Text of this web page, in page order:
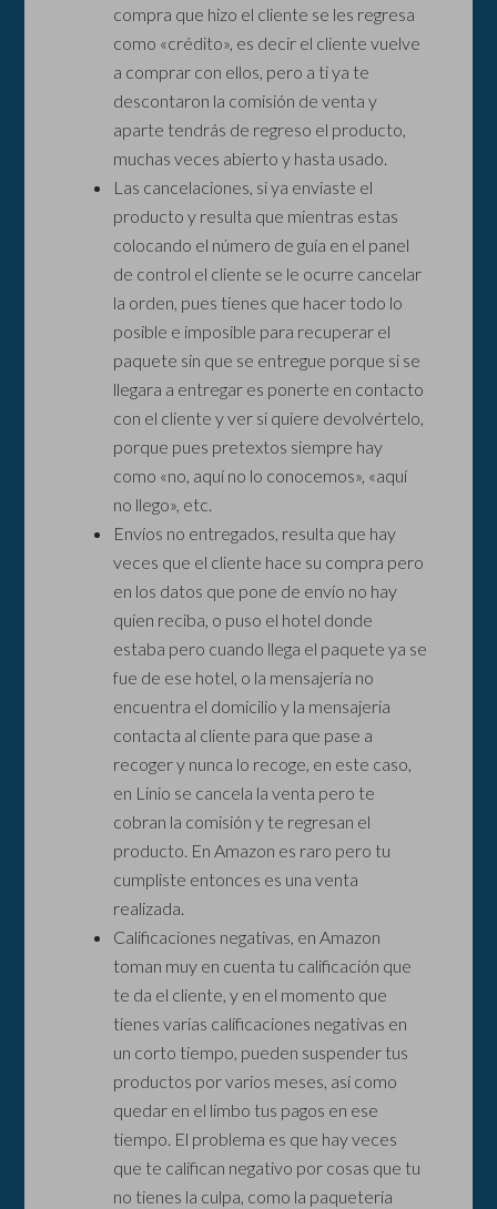
compra que hizo el cliente se les regresa
como «crédito», es decir el cliente vuelve
a comprar con ellos, pero a ti ya te
descontaron la comisión de venta y
aparte tendrás de regreso el producto,
muchas veces abierto y hasta usado.
Las cancelaciones, si ya enviaste el
producto y resulta que mientras estas
colocando el número de guía en el panel
de control el cliente se le ocurre cancelar
la orden, pues tienes que hacer todo lo
posible e imposible para recuperar el
paquete sin que se entregue porque si se
llegara a entregar es ponerte en contacto
con el cliente y ver si quiere devolvértelo,
porque pues pretextos siempre hay
como «no, aquí no lo conocemos», «aquí
no llego», etc.
Envíos no entregados, resulta que hay
veces que el cliente hace su compra pero
en los datos que pone de envío no hay
quien reciba, o puso el hotel donde
estaba pero cuando llega el paquete ya se
fue de ese hotel, o la mensajería no
encuentra el domicilio y la mensajeria
contacta al cliente para que pase a
recoger y nunca lo recoge, en este caso,
en Linio se cancela la venta pero te
cobran la comisión y te regresan el
producto. En Amazon es raro pero tu
cumpliste entonces es una venta
realizada.
Calificaciones negativas, en Amazon
toman muy en cuenta tu calificación que
te da el cliente, y en el momento que
tienes varias calificaciones negativas en
un corto tiempo, pueden suspender tus
productos por varios meses, así como
quedar en el limbo tus pagos en ese
tiempo. El problema es que hay veces
que te califican negativo por cosas que tu
no tienes la culpa, como la paqueteria